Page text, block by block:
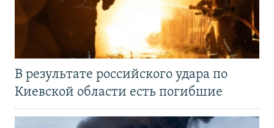
В результате российского удара по
Киевской области есть погибшие